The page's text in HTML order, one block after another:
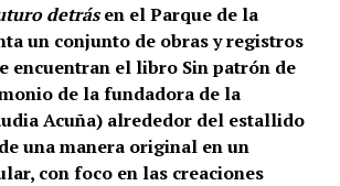
detrásen el Parque de la
un conjunto de obras y registros
encuentran el libro Sin patrón de
de la fundadora de la
Acuña)alrededor del estallido
una manera original en un
con foco en las creaciones